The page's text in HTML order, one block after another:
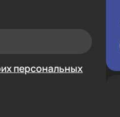
персональных